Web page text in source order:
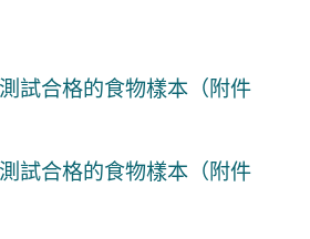
測試合格的食物樣本（附件
測試合格的食物樣本（附件